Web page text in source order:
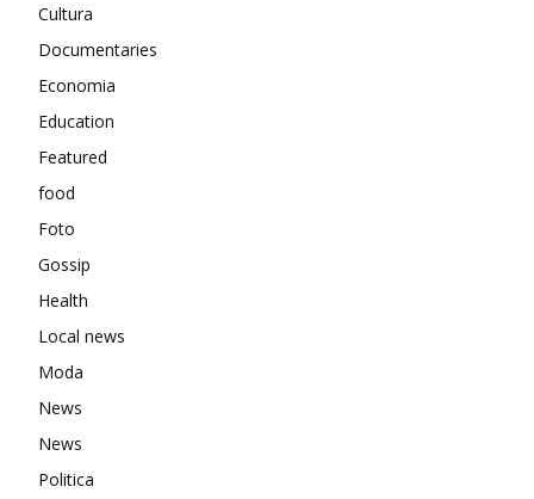
Cultura
Documentaries
Economia
Education
Featured
food
Foto
Gossip
Health
Local news
Moda
News
News
Politica